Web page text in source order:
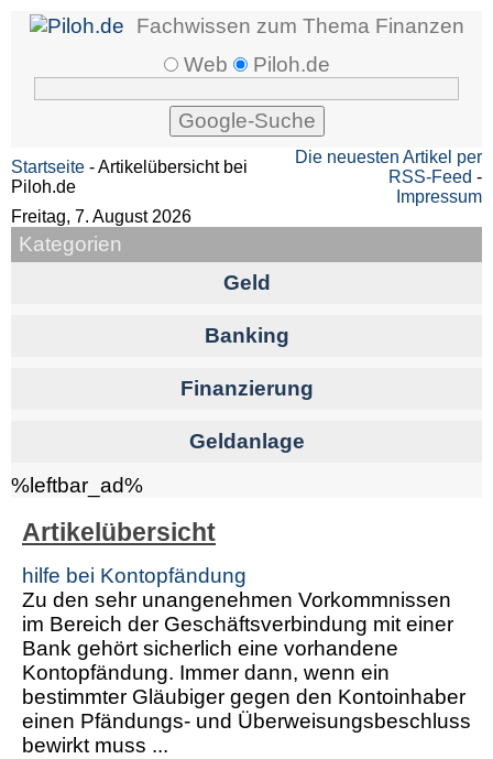
Fachwissen zum Thema Finanzen
Web
Piloh.de
Startseite - Artikelübersicht bei
Piloh.de
Die neuesten Artikel per
RSS-Feed -
Impressum
Freitag, 7. August 2026
Kategorien
Geld
Banking
Finanzierung
Geldanlage
%leftbar_ad%
Artikelübersicht
hilfe bei Kontopfändung
Zu den sehr unangenehmen Vorkommnissen
im Bereich der Geschäftsverbindung mit einer
Bank gehört sicherlich eine vorhandene
Kontopfändung. Immer dann, wenn ein
bestimmter Gläubiger gegen den Kontoinhaber
einen Pfändungs- und Überweisungsbeschluss
bewirkt muss ...